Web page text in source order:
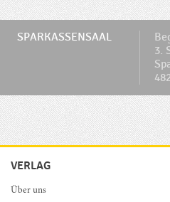
SPARKASSENSAAL
3.
VERLAG
Über uns